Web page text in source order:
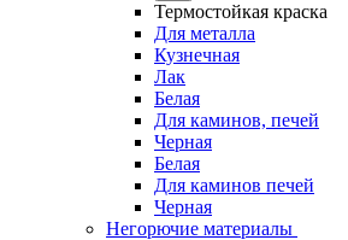
Термостойкая краска
Для металла
Кузнечная
Лак
Белая
Для каминов, печей
Черная
Белая
Для каминов печей
Черная
Негорючие материалы